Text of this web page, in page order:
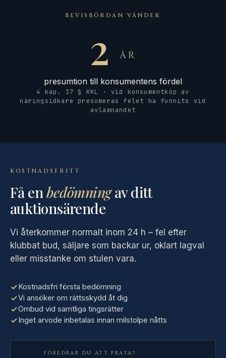
BEVISBÖRDAN VÄNDER
2 ÅR
presumtion till konsumentens fördel
4 kap. 17 § KKL · vid konsumentköp av
näringsidkare presumeras felet ha funnits vid
avlämnandet
KOSTNADSFRITT
Få enbedömningav ditt
auktionsärende
Vi återkommer normalt inom 24 h – fel efter
klubbat bud, säljare som backar ur, oklart lagval
eller misstanke om stulen vara.
Kostnadsfri första bedömning
Vi ansöker om rättsskydd åt dig
Ombud vid samtliga tingsrätter
Inget arvode inbetalas innan milstolpe nåtts
FÖREDRAR DU ATT PRATA?